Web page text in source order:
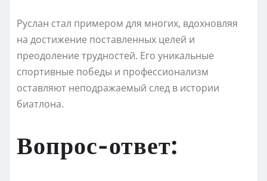
Руслан стал примером для многих, вдохновляя
на достижение поставленных целей и
преодоление трудностей. Его уникальные
спортивные победы и профессионализм
оставляют неподражаемый след в истории
биатлона.
Вопрос-ответ: